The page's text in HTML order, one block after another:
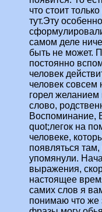
что стоит
тут.Эту
самом деле
быть не может.
постоянно
человек
человек совсем
горел
слово,
Воспоминание,
quot;легок на
человеке,
появляться там,
упомянули.
выражения,
настоящее
самих слов я
понимаю что же